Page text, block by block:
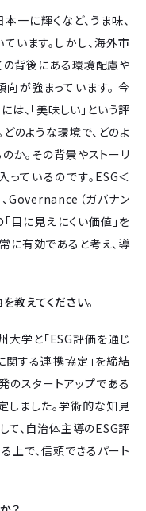
一に輝くなど、うま味、
います。しかし、海外市
の背後にある環境配慮や
が強まっています。 今
、「美味しい」という評
のような環境で、どのよ
か。その背景やストーリ
ているのです。ESG＜
Governance（ガバナン
目に見えにくい価値」を
に有効であると考え、導
教えてください。
大学と「ESG評価を通じ
する連携協定」を締結
のスタートアップである
しました。学術的な知見
て、自治体主導のESG評
上で、信頼できるパート